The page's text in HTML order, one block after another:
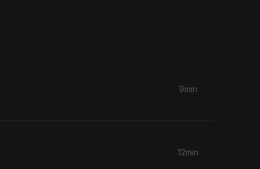
9min
12min